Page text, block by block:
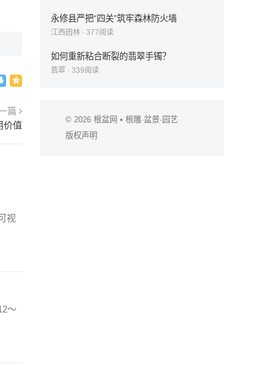
篇
价值
视
～
永修县严把“四关”筑牢森林防火墙
江西园林 · 377阅读
如何重新粘合断裂的翡翠手镯？
翡翠 · 339阅读
© 2026 根盆网 • 根雕·盆景·园艺
版权声明